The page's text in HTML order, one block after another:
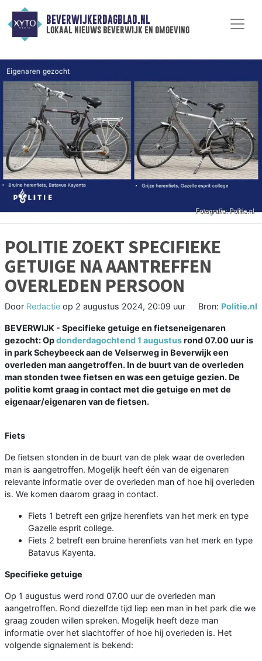
BEVERWIJKERDAGBLAD.NL
lokaal nieuws beverwijk en omgeving
POLITIE ZOEKT SPECIFIEKE
GETUIGE NA AANTREFFEN
OVERLEDEN PERSOON
Door Redactie op 2 augustus 2024, 20:09 uur Bron: Politie.nl
BEVERWIJK - Specifieke getuige en fietseneigenaren
gezocht: Opdonderdagochtend 1 augustusrond 07.00 uur is
in park Scheybeeck aan de Velserweg in Beverwijk een
overleden man aangetroffen. In de buurt van de overleden
man stonden twee fietsen en was een getuige gezien. De
politie komt graag in contact met die getuige en met de
eigenaar/eigenaren van de fietsen.
Fiets
De fietsen stonden in de buurt van de plek waar de overleden
man is aangetroffen. Mogelijk heeft één van de eigenaren
relevante informatie over de overleden man of hoe hij overleden
is. We komen daarom graag in contact.
Fiets 1 betreft een grijze herenfiets van het merk en type
Gazelle esprit college.
Fiets 2 betreft een bruine herenfiets van het merk en type
Batavus Kayenta.
Specifieke getuige
Op 1 augustus werd rond 07.00 uur de overleden man
aangetroffen. Rond diezelfde tijd liep een man in het park die we
graag zouden willen spreken. Mogelijk heeft deze man
informatie over het slachtoffer of hoe hij overleden is. Het
volgende signalement is bekend: